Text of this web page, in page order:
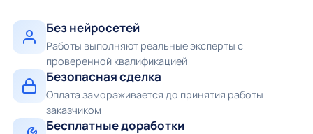
Без нейросетей
Работы выполняют реальные эксперты с
проверенной квалификацией
Безопасная сделка
Оплата замораживается до принятия работы
заказчиком
Бесплатные доработки